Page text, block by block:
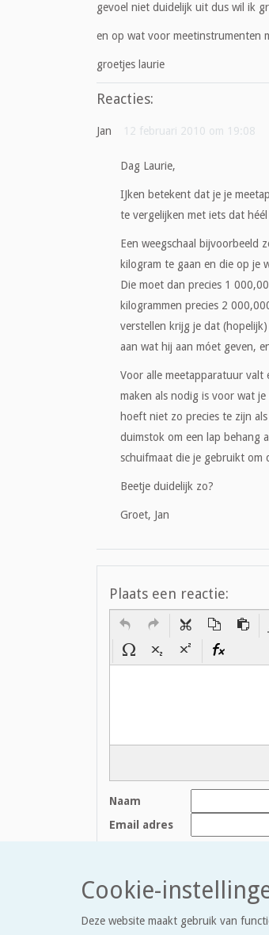
gevoel niet duidelijk uit dus wil ik
en op wat voor meetinstrumenten
groetjes laurie
Reacties:
Jan 12 februari 2010 om 19:08
Dag Laurie,
IJken betekent dat je je
te vergelijken met iets dat héél
Een weegschaal bijvoorbeeld
kilogram te gaan en die op je
Die moet dan precies 1
kilogrammen precies 2
verstellen krijg je dat
aan wat hij aan móet geven,
Voor alle meetapparatuur
maken als nodig is voor wat
hoeft niet zo precies te zijn
duimstok om een lap behang
schuifmaat die je gebruikt om
Beetje duidelijk zo?
Groet, Jan
Plaats een reactie:
Naam
Email adres
Bijlagen:
Cookie-
Deze website maakt gebruik van